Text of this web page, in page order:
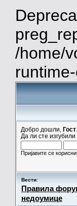
/home/
Добро дошли, Гост
Да ли сте
Пријавите се
Вести:
Правила
недоумице